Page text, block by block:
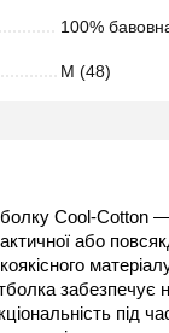
100%
M (48)
Cool-Cotton
або
забезпечує
під